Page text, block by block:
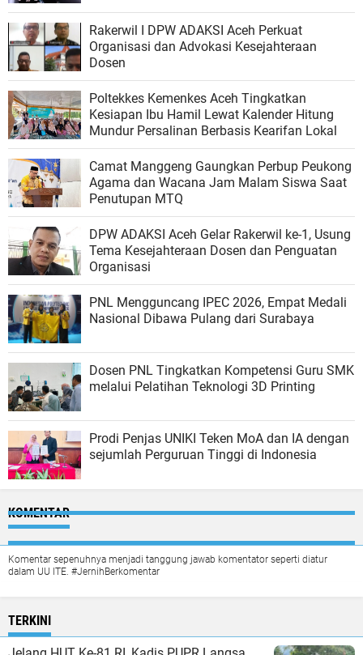
Rakerwil I DPW ADAKSI Aceh Perkuat
Organisasi dan Advokasi Kesejahteraan
Dosen
Poltekkes Kemenkes Aceh Tingkatkan
Kesiapan Ibu Hamil Lewat Kalender Hitung
Mundur Persalinan Berbasis Kearifan Lokal
Camat Manggeng Gaungkan Perbup Peukong
Agama dan Wacana Jam Malam Siswa Saat
Penutupan MTQ
DPW ADAKSI Aceh Gelar Rakerwil ke-1, Usung
Tema Kesejahteraan Dosen dan Penguatan
Organisasi
PNL Mengguncang IPEC 2026, Empat Medali
Nasional Dibawa Pulang dari Surabaya
Dosen PNL Tingkatkan Kompetensi Guru SMK
melalui Pelatihan Teknologi 3D Printing
Prodi Penjas UNIKI Teken MoA dan IA dengan
sejumlah Perguruan Tinggi di Indonesia
KOMENTAR
Komentar sepenuhnya menjadi tanggung jawab komentator seperti diatur
dalam UU ITE. #JernihBerkomentar
TERKINI